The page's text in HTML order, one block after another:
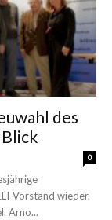
des
0
Vorstand wieder.
Arno...